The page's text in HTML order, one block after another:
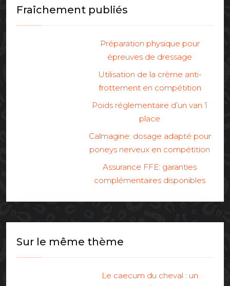
Fraîchement publiés
Préparation physique pour
épreuves de dressage
Utilisation de la crème anti-
frottement en compétition
Poids réglementaire d’un van 1
place
Calmagine: dosage adapté pour
poneys nerveux en compétition
Assurance FFE: garanties
complémentaires disponibles
Sur le même thème
Le caecum du cheval : un